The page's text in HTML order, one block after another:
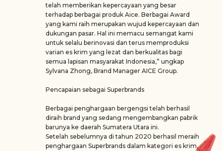
telah memberikan kepercayaan yang besar
terhadap berbagai produk Aice. Berbagai Award
yang kami raih merupakan wujud kepercayaan dan
dukungan pasar. Hal ini memacu semangat kami
untuk selalu berinovasi dan terus memproduksi
varian es krim yang lezat dan berkualitas bagi
semua lapisan masyarakat Indonesia,” ungkap
Sylvana Zhong, Brand Manager AICE Group.
Pencapaian sebagai Superbrands
Berbagai penghargaan bergengsi telah berhasil
diraih brand yang sedang mengembangkan pabrik
barunya ke daerah Sumatera Utara ini.
Setelah sebelumnya di tahun 2020 berhasil meraih
penghargaan Superbrands dalam kategori es krim,